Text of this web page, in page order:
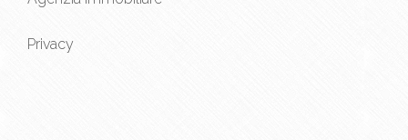
Privacy